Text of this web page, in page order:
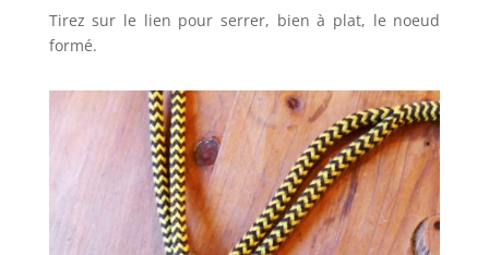
Tirez sur le lien pour serrer, bien à plat, le noeud
formé.